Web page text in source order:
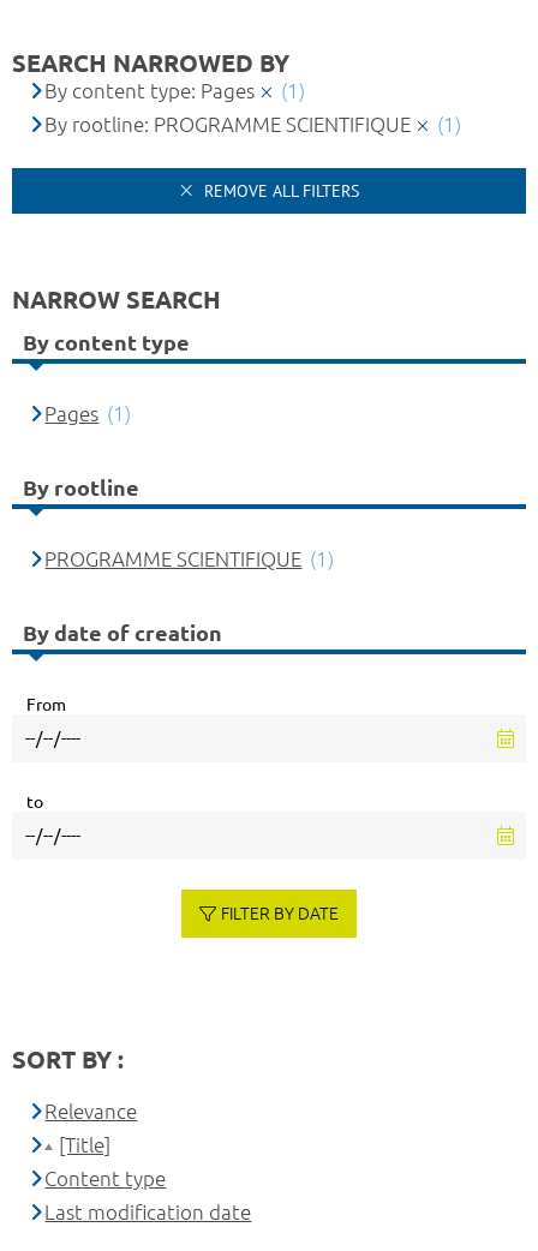
SEARCH NARROWED BY
By content type: Pages
(1)
By rootline: PROGRAMME SCIENTIFIQUE
(1)
REMOVE ALL FILTERS
NARROW SEARCH
By content type
Pages (1)
By rootline
PROGRAMME SCIENTIFIQUE (1)
By date of creation
From
to
FILTER BY DATE
SORT BY :
Relevance
[Title]
Content type
Last modification date